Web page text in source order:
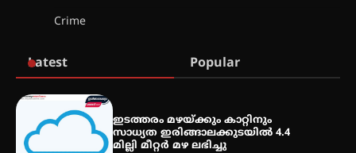
വിദ്യാർത്ഥികൾ
Crime
Latest Popular
ഇടത്തരം മഴയ്ക്കും കാറ്റിനും
സാധ്യത ഇരിങ്ങാലക്കുടയിൽ 4.4
മില്ലി മീറ്റർ മഴ ലഭിച്ചു